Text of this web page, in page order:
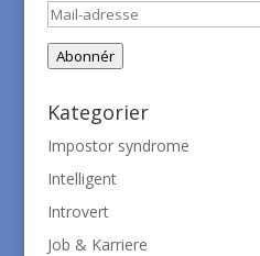
Mail-
adresse
Abonnér
Kategorier
Impostor syndrome
Intelligent
Introvert
Job & Karriere